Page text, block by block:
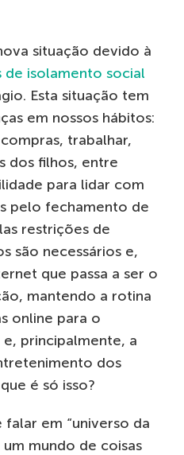
situação devido à
de isolamento social
Esta situação tem
em nossos hábitos:
trabalhar,
dos filhos, entre
para lidar com
pelo fechamento de
restrições de
são necessários e,
que passa a ser o
mantendo a rotina
online para o
principalmente, a
dos
é só isso?
em “universo da
mundo de coisas